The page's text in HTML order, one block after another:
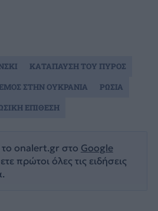
onalert.gr στο Google
πρώτοι όλες τις ειδήσεις
ΚΑΤΑΠΑΥΣΗ ΤΟΥ ΠΥΡΟΣ
ΣΤΗΝ ΟΥΚΡΑΝΙΑ
ΡΩΣΙΑ
ΕΠΙΘΕΣΗ